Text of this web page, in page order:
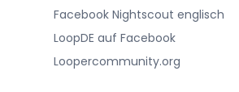
Facebook Nightscout englisch
LoopDE auf Facebook
Loopercommunity.org